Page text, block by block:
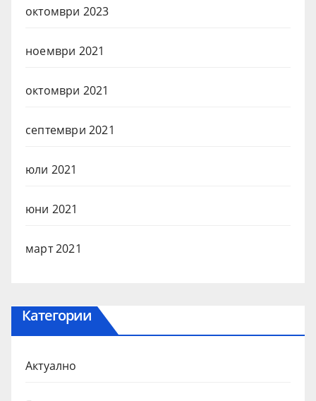
октомври 2023
ноември 2021
октомври 2021
септември 2021
юли 2021
юни 2021
март 2021
Категории
Актуално